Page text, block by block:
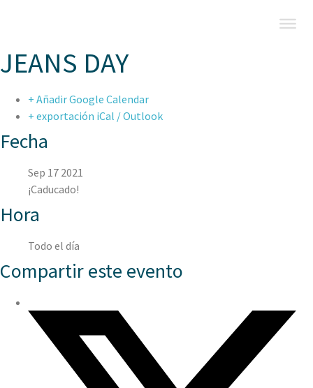
JEANS DAY
+ Añadir Google Calendar
+ exportación iCal / Outlook
Fecha
Sep 17 2021
¡Caducado!
Hora
Todo el día
Compartir este evento